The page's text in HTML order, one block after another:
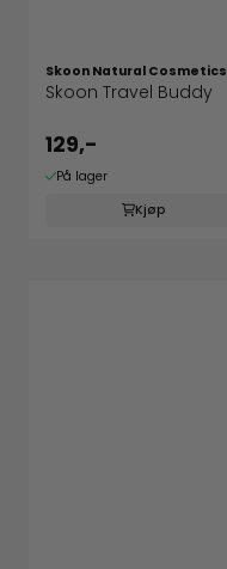
Skoon Natural Cosmetics
Skoon Travel Buddy
129,-
På lager
Kjøp